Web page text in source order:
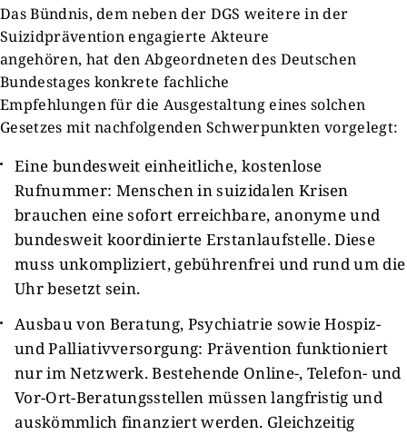
Das Bündnis, dem neben der DGS weitere in der
Suizidprävention engagierte Akteure
angehören, hat den Abgeordneten des Deutschen
Bundestages konkrete fachliche
Empfehlungen für die Ausgestaltung eines solchen
Gesetzes mit nachfolgenden Schwerpunkten vorgelegt:
Eine bundesweit einheitliche, kostenlose
Rufnummer: Menschen in suizidalen Krisen
brauchen eine sofort erreichbare, anonyme und
bundesweit koordinierte Erstanlaufstelle. Diese
muss unkompliziert, gebührenfrei und rund um die
Uhr besetzt sein.
Ausbau von Beratung, Psychiatrie sowie Hospiz-
und Palliativversorgung: Prävention funktioniert
nur im Netzwerk. Bestehende Online-, Telefon- und
Vor-Ort-Beratungsstellen müssen langfristig und
auskömmlich finanziert werden. Gleichzeitig